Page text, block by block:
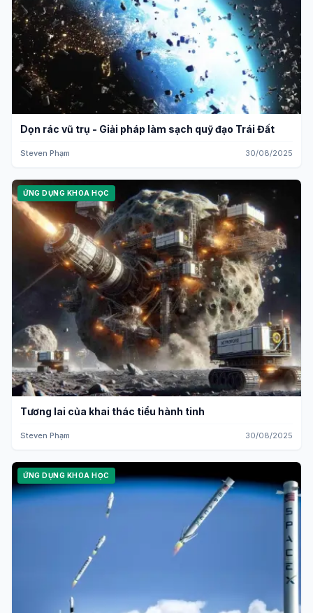
Dọn rác vũ trụ - Giải pháp làm sạch quỹ đạo Trái Đất
Steven Phạm 30/08/2025
ỨNG DỤNG KHOA HỌC
Tương lai của khai thác tiểu hành tinh
Steven Phạm 30/08/2025
ỨNG DỤNG KHOA HỌC